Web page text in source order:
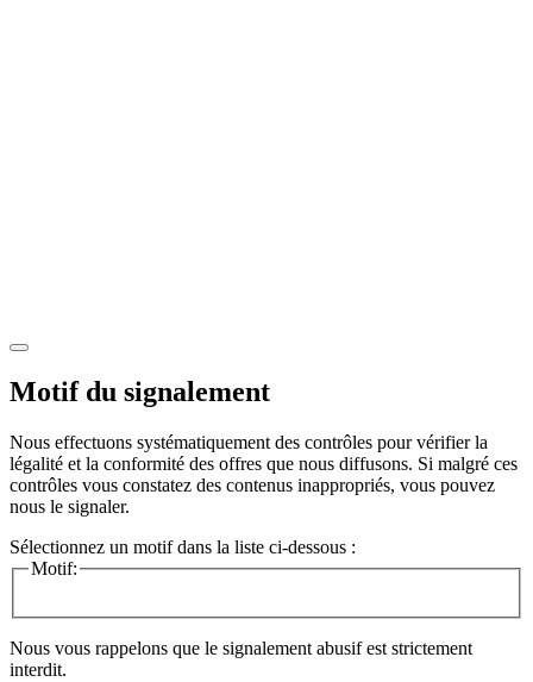
Motif du signalement
Nous effectuons systématiquement des contrôles pour vérifier la
légalité et la conformité des offres que nous diffusons. Si malgré ces
contrôles vous constatez des contenus inappropriés, vous pouvez
nous le signaler.
Sélectionnez un motif dans la liste ci-dessous :
Motif:
Nous vous rappelons que le signalement abusif est strictement
interdit.